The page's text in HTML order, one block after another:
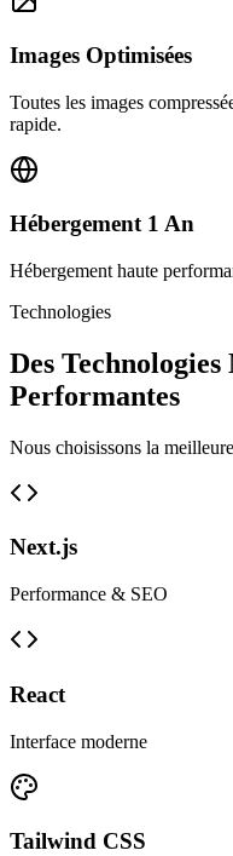
Images Optimisées
Toutes les images
rapide.
Hébergement 1 An
Hébergement haute
Technologies
Des
Performantes
Nous choisissons la
Next.js
Performance & SEO
React
Interface moderne
Tailwind CSS